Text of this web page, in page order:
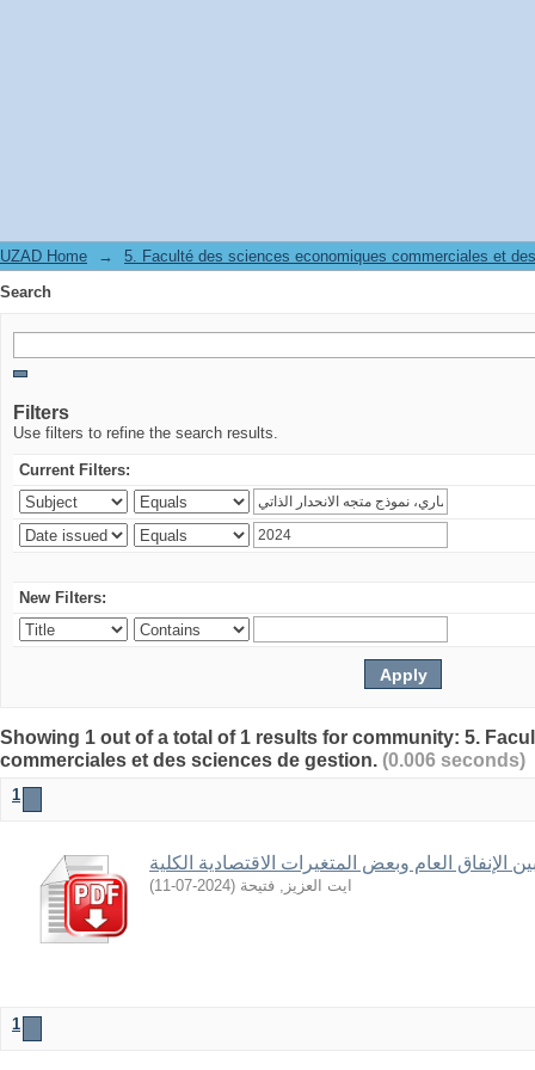
UZAD Home →
5. Faculté des sciences economiques commerciales et
Search
Filters
Use filters to refine the search results.
Current Filters:
New Filters:
Showing 1 out of a total of 1 results for community: 5.
commerciales et des sciences de gestion. (0.006 seconds)
1
الإنفاق العام وبعض المتغیرات الاقتصادیة الكلیة
ايت العزيز, فتيحة (
2024-07-11
)
1